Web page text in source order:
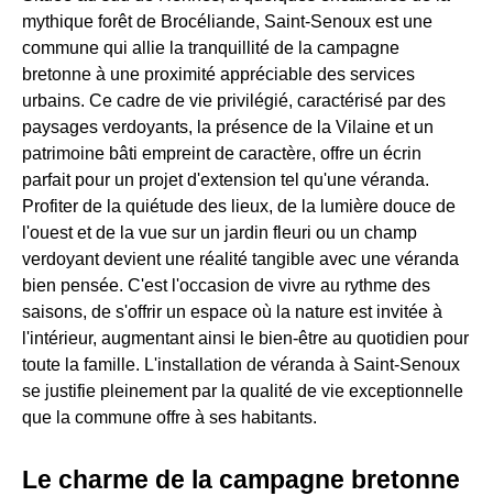
mythique forêt de Brocéliande, Saint-Senoux est une
commune qui allie la tranquillité de la campagne
bretonne à une proximité appréciable des services
urbains. Ce cadre de vie privilégié, caractérisé par des
paysages verdoyants, la présence de la Vilaine et un
patrimoine bâti empreint de caractère, offre un écrin
parfait pour un projet d'extension tel qu'une véranda.
Profiter de la quiétude des lieux, de la lumière douce de
l'ouest et de la vue sur un jardin fleuri ou un champ
verdoyant devient une réalité tangible avec une véranda
bien pensée. C'est l'occasion de vivre au rythme des
saisons, de s'offrir un espace où la nature est invitée à
l'intérieur, augmentant ainsi le bien-être au quotidien pour
toute la famille. L'installation de véranda à Saint-Senoux
se justifie pleinement par la qualité de vie exceptionnelle
que la commune offre à ses habitants.
Le charme de la campagne bretonne